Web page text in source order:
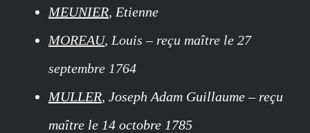
MEUNIER, Etienne
MOREAU, Louis – reçu maître le 27
septembre 1764
MULLER, Joseph Adam Guillaume – reçu
maître le 14 octobre 1785